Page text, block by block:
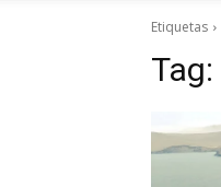
Etiquetas
Tag: